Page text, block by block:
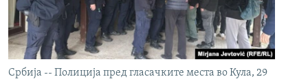
Србија -- Полиција пред гласачките места во Кула, 29